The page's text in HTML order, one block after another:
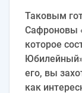
Таковым
Сафроновы
которое
его, вы
как